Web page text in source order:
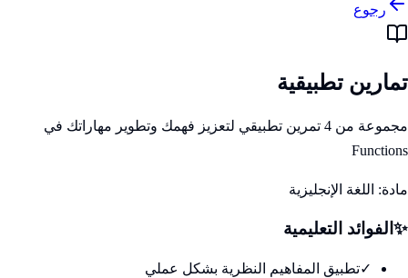
رجوع
تمارين تطبيقية
مجموعة من 4 تمرين تطبيقي لتعزيز فهمك وتطوير مهاراتك في
Functions
مادة: اللغة الإنجليزية
✨ الفوائد التعليمية
✓تطبيق المفاهيم النظرية بشكل عملي